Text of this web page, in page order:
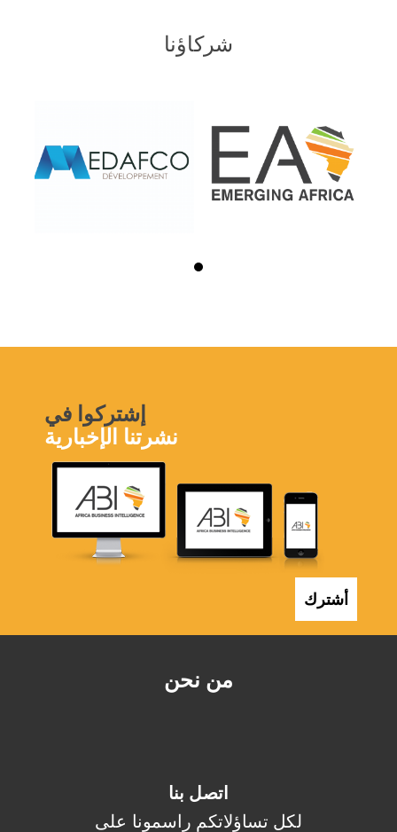
شركاؤنا
من نحن
اتصل بنا
لكل تساؤلاتكم راسمونا على
إشتركوا في
نشرتنا الإخبارية
أشترك